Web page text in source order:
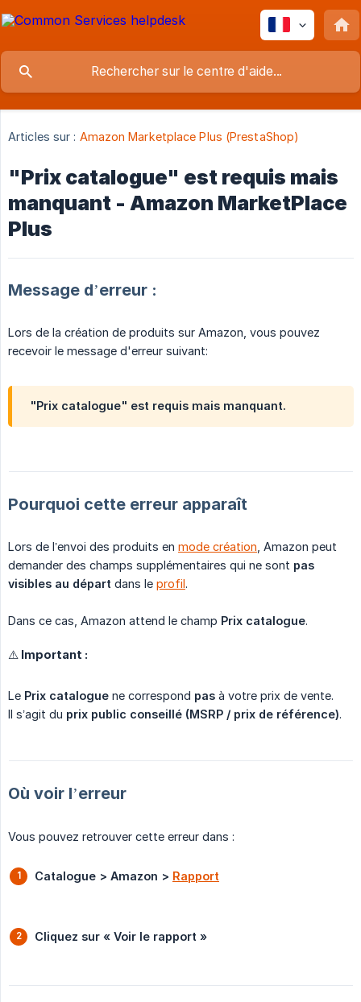
Articles sur : Amazon Marketplace Plus (PrestaShop)
"Prix catalogue" est requis mais
manquant - Amazon MarketPlace
Plus
Message d’erreur :
Lors de la création de produits sur Amazon, vous pouvez
recevoir le message d'erreur suivant:
"Prix catalogue" est requis mais manquant.
Pourquoi cette erreur apparaît
Lors de l’envoi des produits en mode création , Amazon peut
demander des champs supplémentaires qui ne sont pas
visibles au départ dans le profil.
Dans ce cas, Amazon attend le champ Prix catalogue.
⚠️ Important :
Le Prix catalogue ne correspond pas à votre prix de vente.
Il s’agit du prix public conseillé (MSRP / prix de référence).
Où voir l’erreur
Vous pouvez retrouver cette erreur dans :
Catalogue > Amazon > Rapport
Cliquez sur « Voir le rapport »